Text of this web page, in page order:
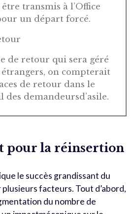
transmis à l’Office
un départ forcé.
de retour qui sera géré
étrangers, on compterait
de retour dans le
des demandeursd’asile.
pour la réinsertion
le succès grandissant du
facteurs. Tout d’abord,
du nombre de